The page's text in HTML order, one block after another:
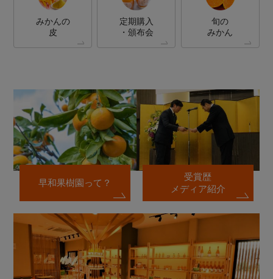
みかんの
皮
定期購入
・頒布会
旬の
みかん
早和果樹園って？
受賞歴
メディア紹介